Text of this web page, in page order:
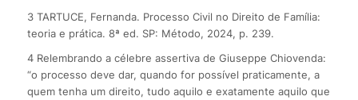
3 TARTUCE, Fernanda. Processo Civil no Direito de Família:
teoria e prática. 8ª ed. SP: Método, 2024, p. 239.
4 Relembrando a célebre assertiva de Giuseppe Chiovenda:
“o processo deve dar, quando for possível praticamente, a
quem tenha um direito, tudo aquilo e exatamente aquilo que